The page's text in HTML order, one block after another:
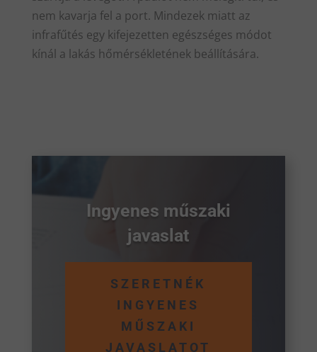
nem kavarja fel a port. Mindezek miatt az
infrafűtés egy kifejezetten egészséges módot
kínál a lakás hőmérsékletének beállítására.
Ingyenes műszaki
javaslat
SZERETNÉK
INGYENES
MŰSZAKI
JAVASLATOT